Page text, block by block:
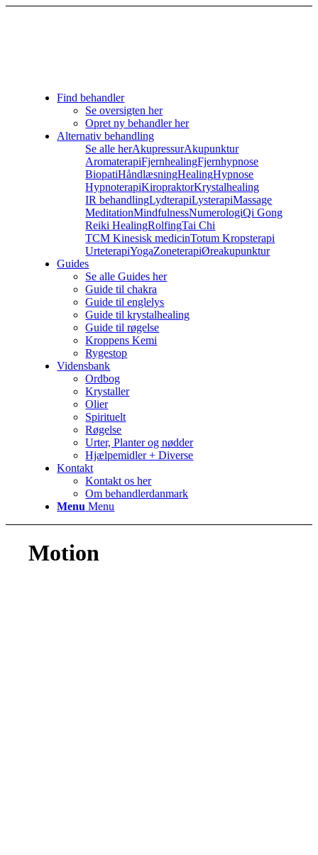
Find behandler
Se oversigten her
Opret ny behandler her
Alternativ behandling
Se alle herAkupressurAkupunktur
AromaterapiFjernhealingFjernhypnose
BiopatiHåndlæsningHealingHypnose
HypnoterapiKiropraktorKrystalhealing
IR behandlingLydterapiLysterapiMassage
MeditationMindfulnessNumerologiQi Gong
Reiki HealingRolfingTai Chi
TCM Kinesisk medicinTotum Kropsterapi
UrteterapiYogaZoneterapiØreakupunktur
Guides
Se alle Guides her
Guide til chakra
Guide til englelys
Guide til krystalhealing
Guide til røgelse
Kroppens Kemi
Rygestop
Vidensbank
Ordbog
Krystaller
Olier
Spirituelt
Røgelse
Urter, Planter og nødder
Hjælpemidler + Diverse
Kontakt
Kontakt os her
Om behandlerdanmark
Menu Menu
Motion